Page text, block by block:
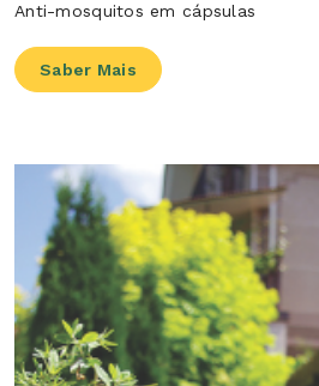
Anti-mosquitos em cápsulas
Saber Mais